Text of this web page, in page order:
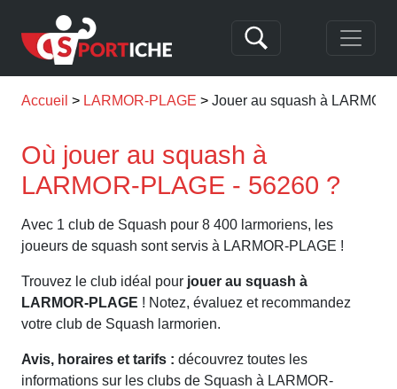
Accueil LARMOR-PLAGE Jouer au squash à
Où jouer au squash à
LARMOR-PLAGE - 56260 ?
Avec 1 club de Squash pour 8 400 larmoriens, les
joueurs de squash sont servis à LARMOR-PLAGE !
Trouvez le club idéal pour jouer au squash à
LARMOR-PLAGE ! Notez, évaluez et recommandez
votre club de Squash larmorien.
Avis, horaires et tarifs : découvrez toutes les
informations sur les clubs de Squash à LARMOR-